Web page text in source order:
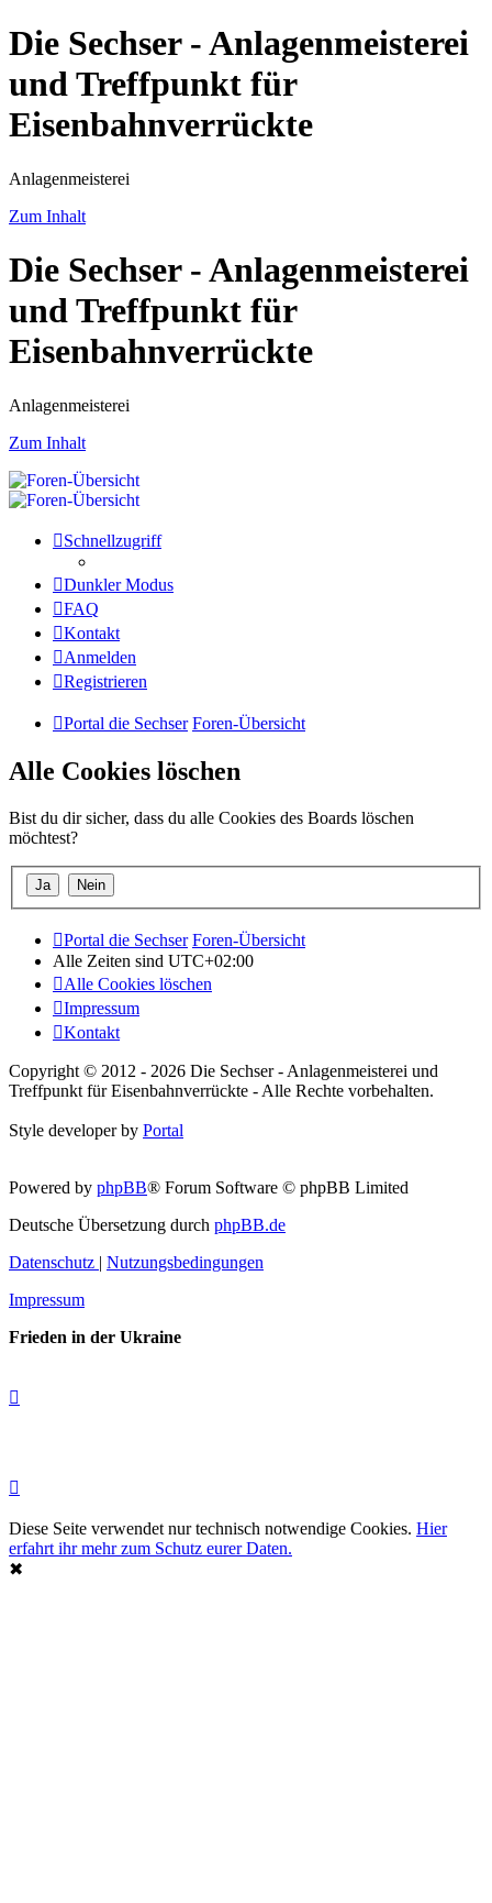
Die Sechser - Anlagenmeisterei
und Treffpunkt für
Eisenbahnverrückte
Anlagenmeisterei
Zum Inhalt
Die Sechser - Anlagenmeisterei
und Treffpunkt für
Eisenbahnverrückte
Anlagenmeisterei
Zum Inhalt
Schnellzugriff
Dunkler Modus
FAQ
Kontakt
Anmelden
Registrieren
Portal die Sechser Foren-Übersicht
Alle Cookies löschen
Bist du dir sicher, dass du alle Cookies des Boards löschen
möchtest?
Portal die Sechser Foren-Übersicht
Alle Zeiten sind UTC+02:00
Alle Cookies löschen
Impressum
Kontakt
Copyright © 2012 - 2026 Die Sechser - Anlagenmeisterei und
Treffpunkt für Eisenbahnverrückte - Alle Rechte vorbehalten.
Style developer by Portal
Powered by phpBB® Forum Software © phpBB Limited
Deutsche Übersetzung durch phpBB.de
Datenschutz | Nutzungsbedingungen
Impressum
Frieden in der Ukraine
Diese Seite verwendet nur technisch notwendige Cookies. Hier
erfahrt ihr mehr zum Schutz eurer Daten.
✖